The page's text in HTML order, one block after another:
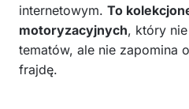
internetowym. To
motoryzacyjnych, który
tematów, ale nie zapomina
frajdę.